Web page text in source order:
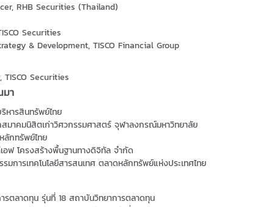
RHB Securities (Thailand)
Securities
& Development, TISCO Financial Group
Securities
า
หารสินทรัพย์ไทย
มาคมนิสิตเก่าวิศวกรรมศาสตร์ จุฬาลงกรณ์มหาวิทยาลัย
ลักทรัพย์ไทย
อฟ โครงสร้างพื้นฐานทางดิจิทัล จำกัด
การเทคโนโลยีสารสนเทศ ตลาดหลักทรัพย์แห่งประเทศไทย
รตลาดทุน รุ่นที่ 18 สถาบันวิทยาการตลาดทุน